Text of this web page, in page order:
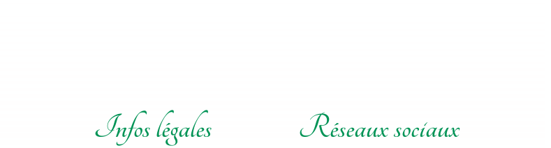
Infos légales Réseaux sociaux